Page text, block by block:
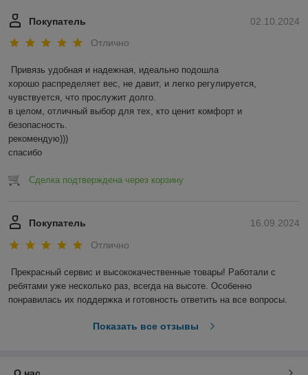
02.10.2024
Покупатель
Отлично
Привязь удобная и надежная, идеально подошла
хорошо распределяет вес, не давит, и легко регулируется,
чувствуется, что прослужит долго.
в целом, отличный выбор для тех, кто ценит комфорт и
безопасность.
рекомендую)))
спасибо
Сделка подтверждена через корзину
16.09.2024
Покупатель
Отлично
Прекрасный сервис и высококачественные товары! Работали с
ребятами уже несколько раз, всегда на высоте. Особенно
понравилась их поддержка и готовность ответить на все вопросы.
Показать все отзывы
О нас